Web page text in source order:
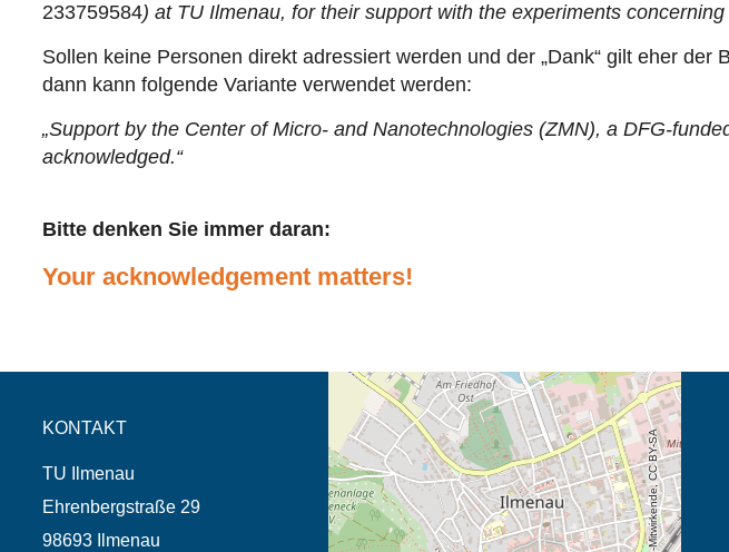
233759584) at TU Ilmenau, for their support with the experiments
Sollen keine Personen direkt adressiert werden und der „Dank“ gilt eher der
dann kann folgende Variante verwendet werden:
„Support by the Center of Micro- and Nanotechnologies (ZMN), a DFG-
acknowledged.“
Bitte denken Sie immer daran:
Your acknowledgement matters!
KONTAKT
TU Ilmenau
Ehrenbergstraße 29
98693 Ilmenau
Öffnet die Anfahrtsbeschreibung in neuem
Tab (Karte)